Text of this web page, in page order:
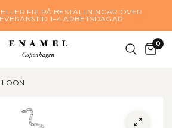
FRI PÅ BESTÄLLNINGAR ÖVER
1–4 ARBETSDAGAR
0